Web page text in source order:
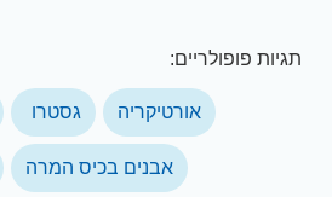
תגיות פופולריים:
אורטיקריה גסטרו
אבנים בכיס המרה